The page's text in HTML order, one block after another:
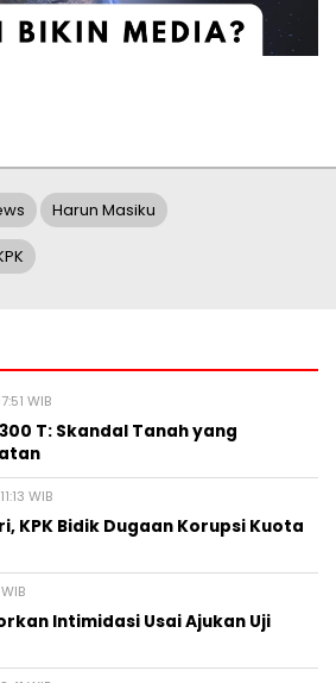
Harun Masiku
WIB
T: Skandal Tanah yang
WIB
KPK Bidik Dugaan Korupsi Kuota
Intimidasi Usai Ajukan Uji